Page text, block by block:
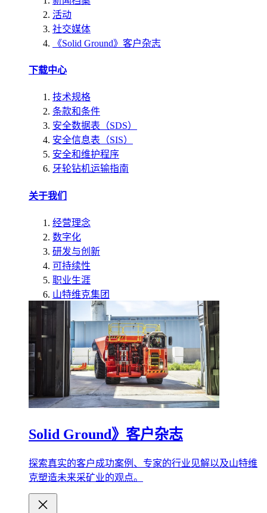
活动
社交媒体
《Solid Ground》客户杂志
下载中心
技术规格
条款和条件
安全数据表（SDS）
安全信息表（SIS）
安全和维护程序
牙轮钻机运输指南
关于我们
经营理念
数字化
研发与创新
可持续性
职业生涯
山特维克集团
Solid Ground》客户杂志
探索真实的客户成功案例、专家的行业见解以及山特维
克塑造未来采矿业的观点。